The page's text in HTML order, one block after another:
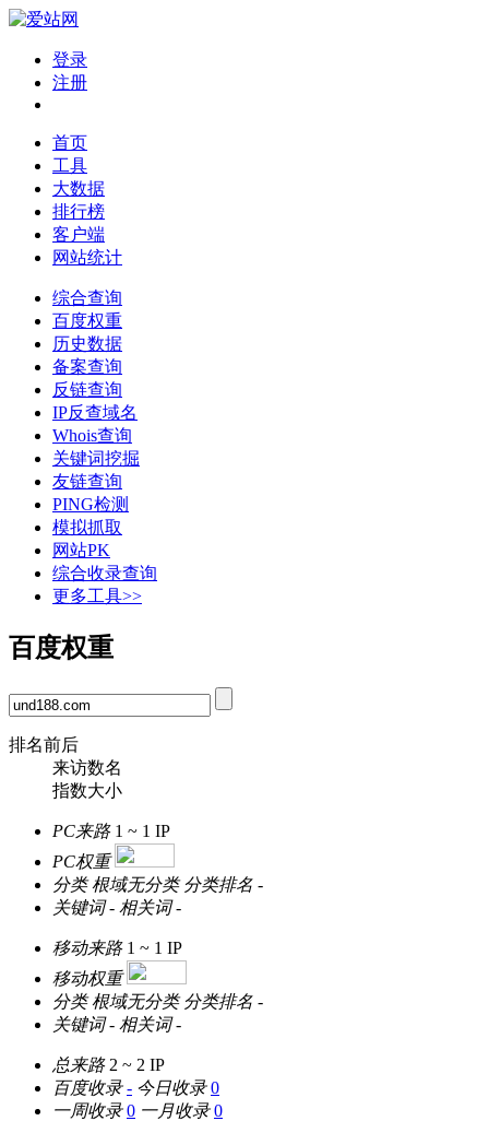
登录
注册
首页
工具
大数据
排行榜
客户端
网站统计
综合查询
百度权重
历史数据
备案查询
反链查询
IP反查域名
Whois查询
关键词挖掘
友链查询
PING检测
模拟抓取
网站PK
综合收录查询
更多工具>>
百度权重
排名前后
来访数名
指数大小
PC来路 1 ~ 1 IP
PC权重
分类 根域无分类 分类排名 -
关键词 - 相关词 -
移动来路 1 ~ 1 IP
移动权重
分类 根域无分类 分类排名 -
关键词 - 相关词 -
总来路 2 ~ 2 IP
百度收录 - 今日收录 0
一周收录 0 一月收录 0